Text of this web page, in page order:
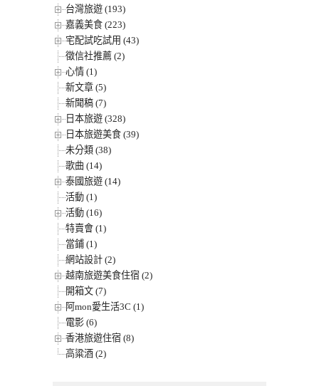
台灣旅遊 (193)
嘉義美食 (223)
宅配試吃試用 (43)
徵信社推薦 (2)
心情 (1)
新文章 (5)
新聞稿 (7)
日本旅遊 (328)
日本旅遊美食 (39)
未分類 (38)
歌曲 (14)
泰國旅遊 (14)
活動 (1)
活動 (16)
特賣會 (1)
當鋪 (1)
網站設計 (2)
越南旅遊美食住宿 (2)
開箱文 (7)
阿mon愛生活3C (1)
電影 (6)
香港旅遊住宿 (8)
高粱酒 (2)